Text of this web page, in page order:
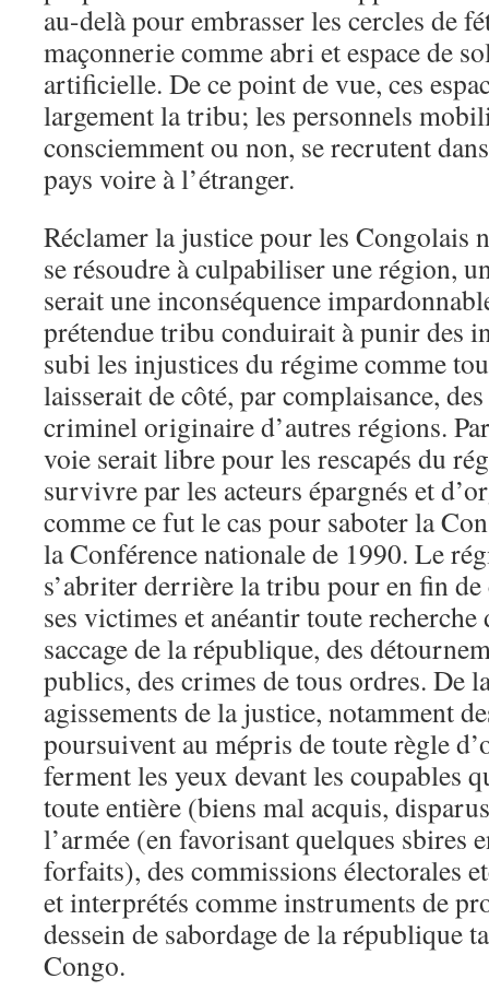
au-delà pour embrasser les cercles de
maçonnerie comme abri et espace de
artificielle. De ce point de vue, ces
largement la tribu; les personnels
consciemment ou non, se recrutent
pays voire à l’étranger.
Réclamer la justice pour les Congolais
se résoudre à culpabiliser une région,
serait une inconséquence
prétendue tribu conduirait à punir des
subi les injustices du régime comme
laisserait de côté, par complaisance,
criminel originaire d’autres régions.
voie serait libre pour les rescapés du
survivre par les acteurs épargnés et
comme ce fut le cas pour saboter la
la Conférence nationale de 1990. Le
s’abriter derrière la tribu pour en fin
ses victimes et anéantir toute
saccage de la république, des
publics, des crimes de tous ordres. De
agissements de la justice, notamment
poursuivent au mépris de toute règle
ferment les yeux devant les coupables
toute entière (biens mal acquis,
l’armée (en favorisant quelques sbires
forfaits), des commissions électorales
et interprétés comme instruments de
dessein de sabordage de la république
Congo.